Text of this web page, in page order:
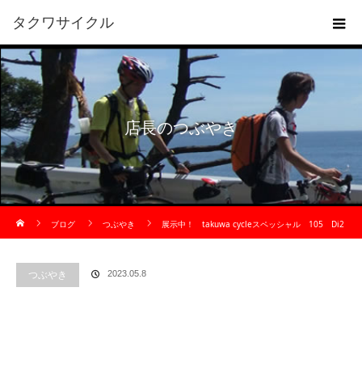
タクワサイクル
店長のつぶやき
ブログ
つぶやき 展示中！ takuwa cycleスペッシャル 105 Di2
つぶやき 2023.05.8